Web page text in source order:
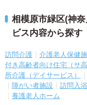
相模原市緑区(神
ビス内容から探す
訪問介護 介護老人保健
付き高齢者向け住宅（サ高
所介護（デイサービス）
障がい者施設
訪問入浴
養護老人ホーム